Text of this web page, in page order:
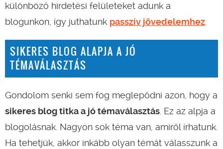
különböző hirdetési felületeket adunk a
blogunkon, így juthatunk passzív jövedelemhez
SIKERES BLOG ALAPJA A JÓ
TÉMAVÁLASZTÁS
Gondolom senki sem fog meglepődni azon, hogy a
sikeres blog titka a jó témaválasztás . Ez az alpja a
blogolásnak. Nagyon sok téma van, amiről írhatunk.
Ha tehetjük, akkor inkább olyan témát válasszunk a